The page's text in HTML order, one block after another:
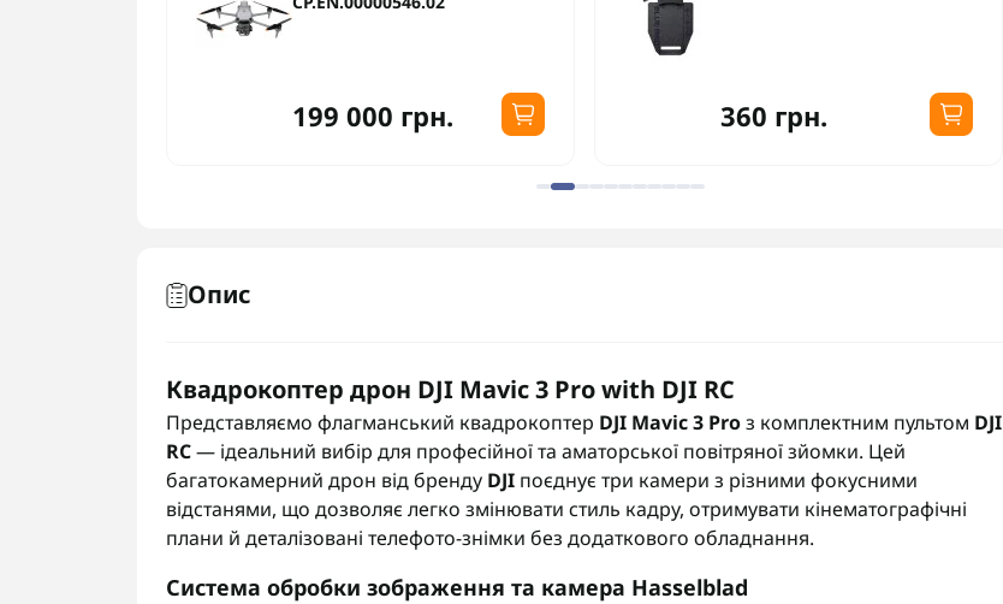
199 000 грн. 360 грн.
Опис
Квадрокоптер дрон DJI Mavic 3 Pro with DJI RC
Представляємо флагманський квадрокоптер DJI Mavic 3 Proз комплектним пультом DJI
RC— ідеальний вибір для професійної та аматорської повітряної зйомки. Цей
багатокамерний дрон від бренду DJI поєднує три камери з різними фокусними
відстанями, що дозволяє легко змінювати стиль кадру, отримувати кінематографічні
плани й деталізовані телефото-знімки без додаткового обладнання.
Система обробки зображення та камера Hasselblad